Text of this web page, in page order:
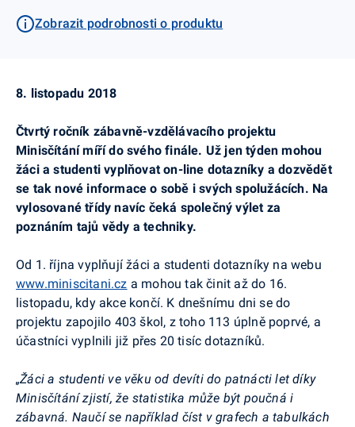
Zobrazit podrobnosti o produktu
8. listopadu 2018
Čtvrtý ročník zábavně-vzdělávacího projektu
Minisčítání míří do svého finále. Už jen týden mohou
žáci a studenti vyplňovat on-line dotazníky a dozvědět
se tak nové informace o sobě i svých spolužácích. Na
vylosované třídy navíc čeká společný výlet za
poznáním tajů vědy a techniky.
Od 1. října vyplňují žáci a studenti dotazníky na webu
www.miniscitani.cz a mohou tak činit aždo 16.
listopadu, kdy akce končí. K dnešnímu dni se do
projektu zapojilo 403 škol, z toho 113 úplně poprvé, a
účastníci vyplnili již přes 20 tisíc dotazníků.
„Žáci a studenti ve věku od devíti do patnácti let díky
Minisčítání zjistí, že statistika může být poučná i
zábavná. Naučí se například číst v grafech a tabulkách